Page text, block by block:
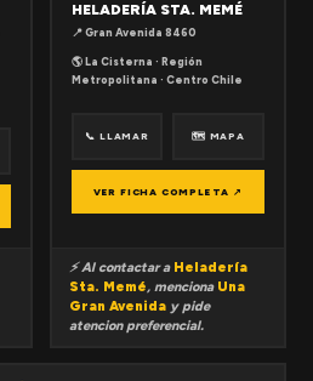
HELADERÍA STA. MEMÉ
📍 Gran Avenida 8460
🌎 La Cisterna · Región
Metropolitana · Centro Chile
📞 LLAMAR 🗺 MAPA
VER FICHA COMPLETA ↗
⚡ Al contactar a Heladería
Sta. Memé, menciona Una
Gran Avenida y pide
atencion preferencial.